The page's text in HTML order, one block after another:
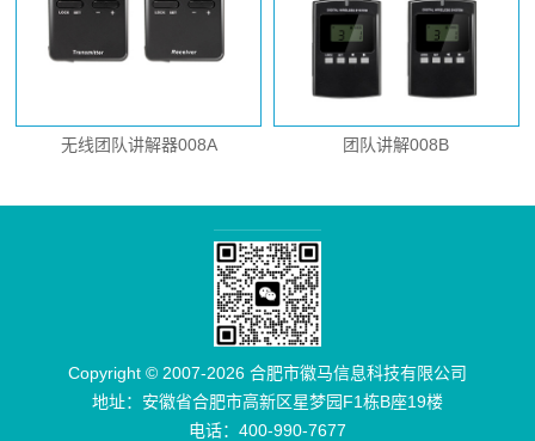
无线团队讲解器008A 团队讲解008B
Copyright © 2007-2026 合肥市徽马信息科技有限公司
地址：安徽省合肥市高新区星梦园F1栋B座19楼
电话：400-990-7677